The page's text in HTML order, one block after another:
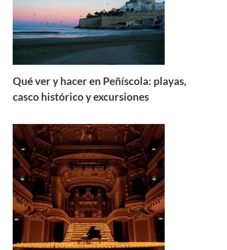
Qué ver y hacer en Peñíscola: playas,
casco histórico y excursiones